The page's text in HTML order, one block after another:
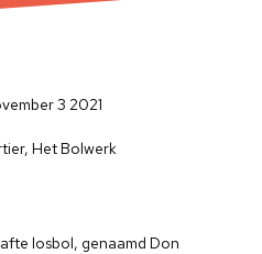
losbol, genaamd Don
3 2021
Het Bolwerk